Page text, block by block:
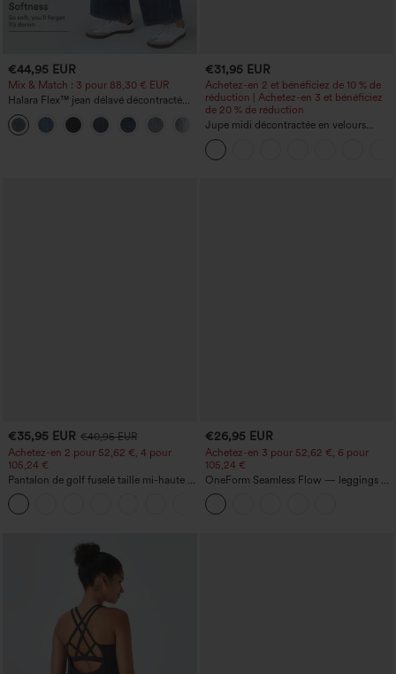
€44,95 EUR
Mix & Match : 3 pour 88,30 € EUR
Halara Flex™ jean délavé décontracté
taille haute à poches, coupe baggy à
jambe large
+2
€31,95 EUR
Achetez-en 2 et bénéficiez de 10 % de
réduction | Achetez-en 3 et bénéficiez
de 20 % de réduction
Jupe midi décontractée en velours
côtelé, taille mi-haute, poches avant
latérales à rabat
€35,95 EUR €40,95 EUR
Achetez-en 2 pour 52,62 €, 4 pour
105,24 €
Pantalon de golf fuselé taille mi-haute à
cordon, ourlet incurvé, séchage rapide,
avec poches — UPF40+
€26,95 EUR
Achetez-en 3 pour 52,62 €, 6 pour
105,24 €
OneForm Seamless Flow — leggings de
yoga sans coutures, taille mi-haute, effet
gainant pour le ventre et liftant pour les
fesses